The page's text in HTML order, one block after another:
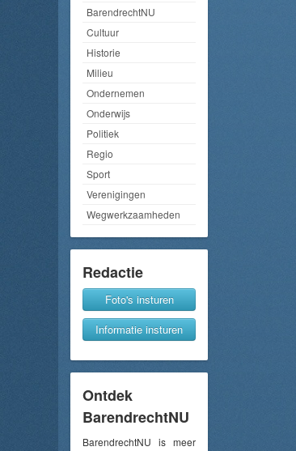
BarendrechtNU
Cultuur
Historie
Milieu
Ondernemen
Onderwijs
Politiek
Regio
Sport
Verenigingen
Wegwerkzaamheden
Redactie
Foto's insturen
Informatie insturen
Ontdek
BarendrechtNU
BarendrechtNU is meer